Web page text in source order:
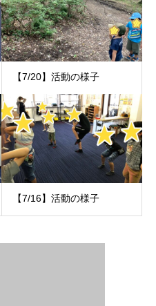
【7/20】活動の様子
【7/16】活動の様子